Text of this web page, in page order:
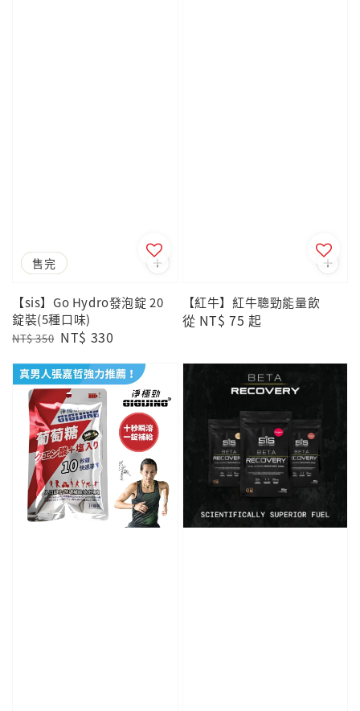
優惠
售完
【sis】Go Hydro發泡錠 20
錠裝(5種口味)
Regular
NT$ 350 Sale
NT$ 330
【紅牛】紅牛聰勁能量飲
Regular
從 NT$ 75 起